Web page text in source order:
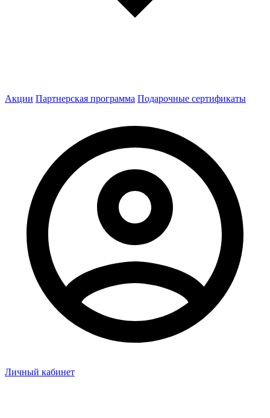
Акции Партнерская программа Подарочные сертификаты
Личный кабинет